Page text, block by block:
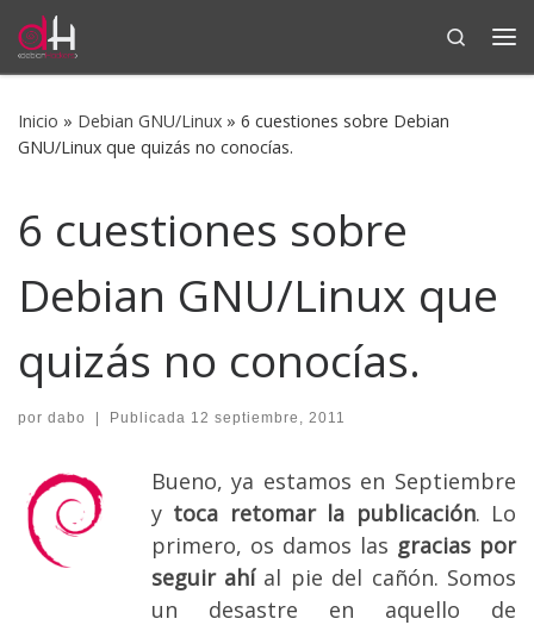
Saltar al contenido
Search
Inicio » Debian GNU/Linux » 6 cuestiones sobre Debian
GNU/Linux que quizás no conocías.
6 cuestiones sobre
Debian GNU/Linux que
quizás no conocías.
por dabo | Publicada 12 septiembre, 2011
Bueno, ya estamos en Septiembre
y toca retomar la publicación. Lo
primero, os damos las gracias por
seguir ahíal pie del cañón. Somos
un desastre en aquello de